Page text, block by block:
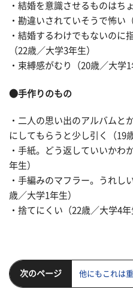
・結婚を意識させるものはち
・勘違いされていそうで怖い
・結婚するわけでもないのに
（22歳／大学3年生）
・束縛感がむり（20歳／大学1
●手作りのもの
・二人の思い出のアルバムと
にしてもらうと少し引く（19
・手紙。どう返していいかわ
年生）
・手編みのマフラー。うれし
歳／大学1年生）
・捨てにくい（22歳／大学4年
次のページ 他にもこれは